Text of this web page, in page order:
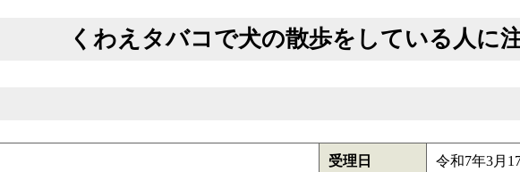
くわえタバコで犬の散歩をしている人に
受理日 令和7年3月